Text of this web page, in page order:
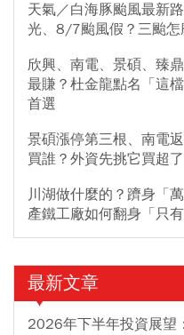
天氣／白海豚颱風最新
光、8/7颱風假？三颱
欣興、南電、景碩、臻
最賺？杜金龍點名「這
首選
景碩漲停第三根、南電
買誰？外資先挑它買超
川湖做什麼的？躋身「
產鐵工廠如何翻身「只
最新文章
2026年下半年投資展望